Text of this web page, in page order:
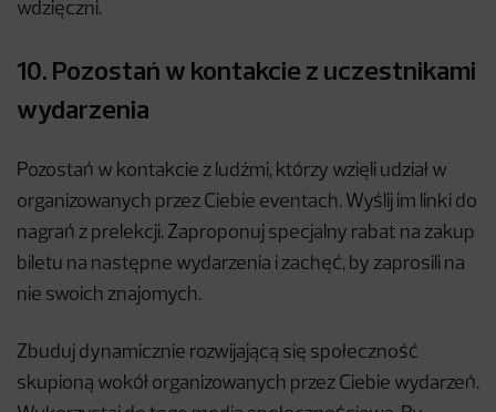
wdzięczni.
10. Pozostań w kontakcie z uczestnikami
wydarzenia
Pozostań w kontakcie z ludźmi, którzy wzięli udział w
organizowanych przez Ciebie eventach. Wyślij im linki do
nagrań z prelekcji. Zaproponuj specjalny rabat na zakup
biletu na następne wydarzenia i zachęć, by zaprosili na
nie swoich znajomych.
Zbuduj dynamicznie rozwijającą się społeczność
skupioną wokół organizowanych przez Ciebie wydarzeń.